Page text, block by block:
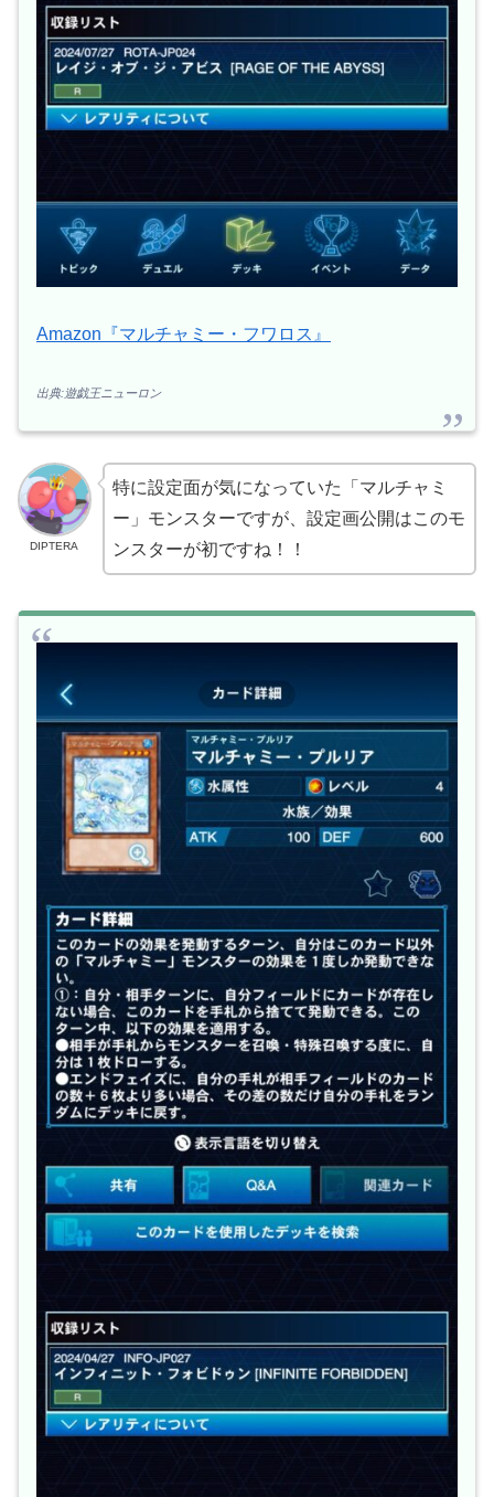
Amazon『マルチャミー・フワロス』
出典:遊戯王ニューロン
DIPTERA
特に設定面が気になっていた「マルチャミ
ー」モンスターですが、設定画公開はこのモ
ンスターが初ですね！！